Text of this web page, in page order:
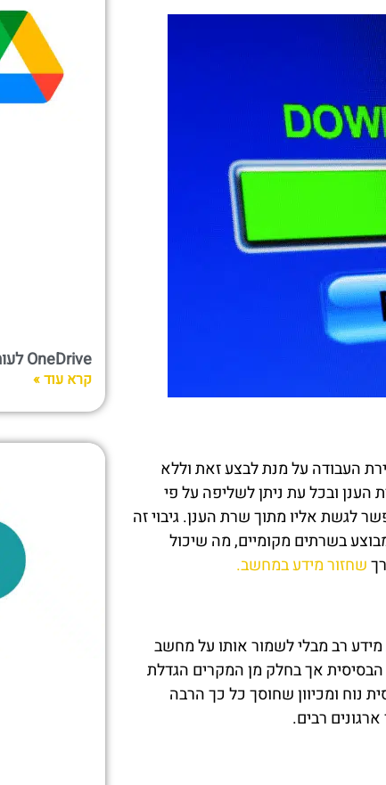
העבודה על מנת לבצע זאת וללא
הענן ובכל עת ניתן לשליפה על פי
לגשת אליו מתוך שרת הענן. גיבוי זה
בשרתים מקומיים, מה שיכול
שחזור מידע במחשב.
מידע רב מבלי לשמור אותו על מחשב
הבסיסית אך בחלק מן המקרים הגדלת
נוח ומכיוון שחוסך כל כך הרבה
רבים.
OneDrive לעומת Google Drive
קרא עוד »